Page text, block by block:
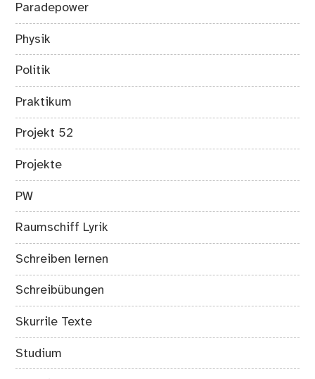
Paradepower
Physik
Politik
Praktikum
Projekt 52
Projekte
PW
Raumschiff Lyrik
Schreiben lernen
Schreibübungen
Skurrile Texte
Studium